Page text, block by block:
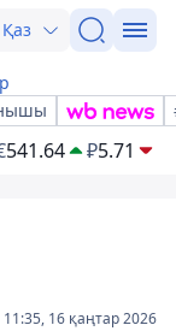
Қаз
541.64 ₽5.71
11:35, 16 қаңтар 2026